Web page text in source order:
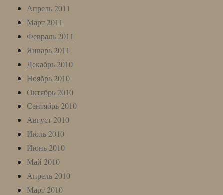
Апрель 2011
Март 2011
Февраль 2011
Январь 2011
Декабрь 2010
Ноябрь 2010
Октябрь 2010
Сентябрь 2010
Август 2010
Июль 2010
Июнь 2010
Май 2010
Апрель 2010
Март 2010